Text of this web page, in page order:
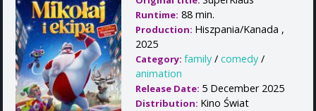
Runtime: 88 min.
Production: Hiszpania/Kanada ,
2025
Category: family / comedy /
animation
Release Date: 5 December 2025
Distribution: Kino Świat